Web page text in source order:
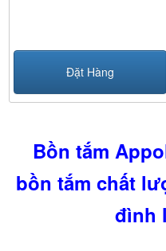
Đặt Hàng
Bồn tắm
bồn tắm chất
đình